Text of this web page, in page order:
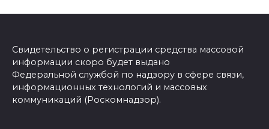
Свидетельство о регистрации средства массовой
информации скоро будет выдано
Федеральной службой по надзору в сфере связи,
информационных технологий и массовых
коммуникаций (Роскомнадзор).